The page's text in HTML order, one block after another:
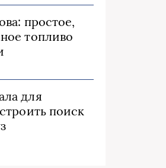
простое,
топливо
для
поиск